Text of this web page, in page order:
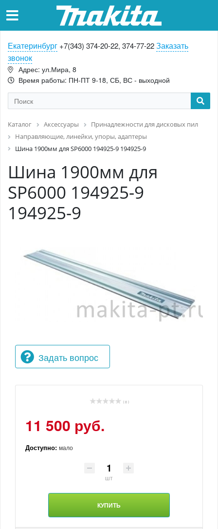
Екатеринбург +7(343) 374-20-22, 374-77-22Заказать
звонок
Адрес: ул.Мира, 8
Время работы: ПН-ПТ 9-18, СБ, ВС - выходной
Каталог Аксессуары
Принадлежности для дисковых пил
Направляющие, линейки, упоры, адаптеры
Шина 1900мм для SP6000 194925-9 194925-9
Шина 1900мм для
SP6000 194925-9
194925-9
Задать вопрос
( 0 )
11 500 руб.
Доступно: мало
шт
КУПИТЬ